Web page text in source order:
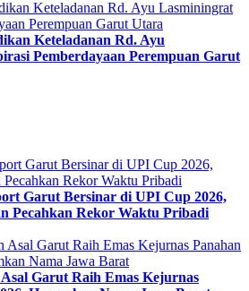
Keteladanan Rd. Ayu
Pemberdayaan Perempuan Garut
Garut Bersinar di UPI Cup 2026,
Pecahkan Rekor Waktu Pribadi
Garut Raih Emas Kejurnas